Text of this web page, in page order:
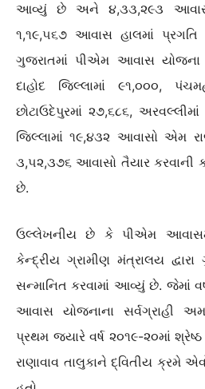
આવ્યું છે અને ૪,૩૩,૨૯૩
૧,૧૯,૫૬૭ આવાસ હાલમાં
ગુજરાતમાં પીએમ આવાસ યોજના
દાહોદ જિલ્લામાં ૯૧,૦૦૦,
છોટાઉદેપુરમાં ૨૭,૬૮૬,
જિલ્લામાં ૧૯,૪૩૨ આવાસો એમ
૩,૫૨,૩૭૬ આવાસો તૈયાર કરવાની
છે.
ઉલ્લેખનીય છે કે પીએમ
કેન્દ્રીય ગ્રામીણ મંત્રાલય દ્વારા
સન્માનિત કરવામાં આવ્યું છે. જેમાં
આવાસ યોજનાના સર્વગ્રાહી
પ્રથમ જયારે વર્ષ ૨૦૧૯-૨૦માં
રાણાવાવ તાલુકાને દ્વિતીય ક્રમે